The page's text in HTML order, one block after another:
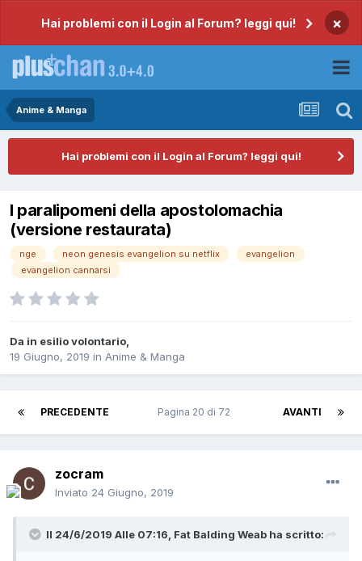
Hai problemi con il Login al Forum? leggi qui! ×
Anime & Manga
Hai problemi con il Login al Forum? leggi qui!
I paralipomeni della apostolomachia
(versione restaurata)
nge neon genesis evangelion su netflix
evangelion
evangelion cannarsi
Da in esilio volontario,
19 Giugno, 2019 in Anime & Manga
PRECEDENTE AVANTI
Pagina 20 di 72
zocram
Inviato 24 Giugno, 2019
Il 24/6/2019 Alle 07:16, Fat Balding Weab ha scritto: